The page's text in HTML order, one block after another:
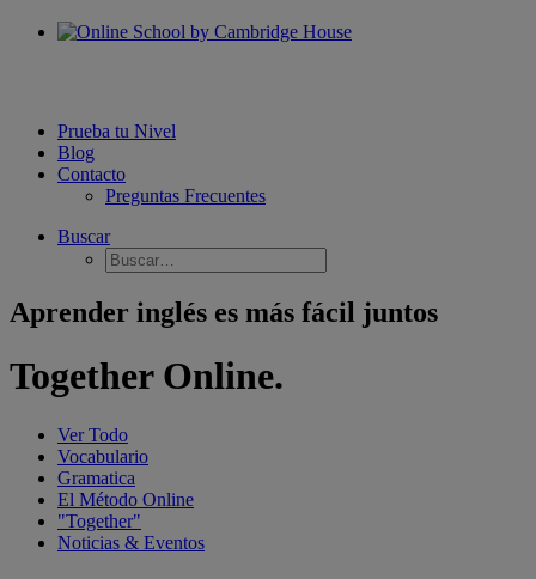
Prueba tu Nivel
Blog
Contacto
Preguntas Frecuentes
Buscar
Aprender inglés es más fácil juntos
Together Online.
Ver Todo
Vocabulario
Gramatica
El Método Online
"Together"
Noticias & Eventos